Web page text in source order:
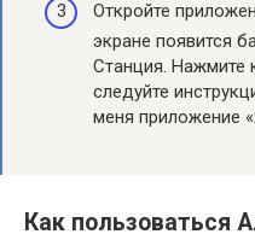
Откройте
экране появится
Станция. Нажмите
следуйте
меня приложение
Как пользоваться